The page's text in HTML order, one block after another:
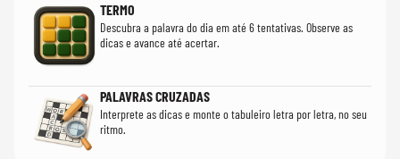
TERMO
Descubra a palavra do dia em até 6 tentativas. Observe as
dicas e avance até acertar.
PALAVRAS CRUZADAS
Interprete as dicas e monte o tabuleiro letra por letra, no seu
ritmo.